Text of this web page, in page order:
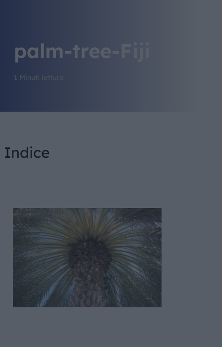
palm-tree-Fiji
1 Minuti lettura
Indice